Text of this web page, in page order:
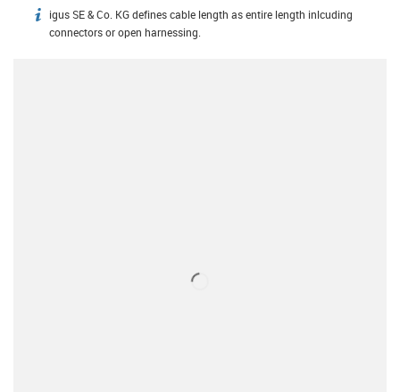
igus-icon-info
igus SE & Co. KG defines cable length as entire length inlcuding
connectors or open harnessing.